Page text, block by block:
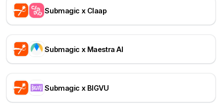
Submagic x Claap
Submagic x Maestra AI
Submagic x BIGVU